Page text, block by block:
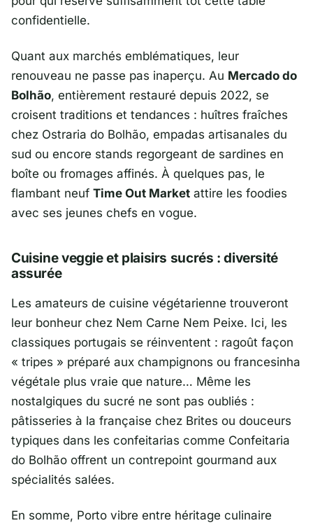
confidentielle.
Quant aux marchés emblématiques, leur
renouveau ne passe pas inaperçu. Au Mercado do
Bolhão, entièrement restauré depuis 2022, se
croisent traditions et tendances : huîtres fraîches
chez Ostraria do Bolhão, empadas artisanales du
sud ou encore stands regorgeant de sardines en
boîte ou fromages affinés. À quelques pas, le
flambant neuf Time Out Market attire les foodies
avec ses jeunes chefs en vogue.
Cuisine veggie et plaisirs sucrés : diversité
assurée
Les amateurs de cuisine végétarienne trouveront
leur bonheur chez Nem Carne Nem Peixe. Ici, les
classiques portugais se réinventent : ragoût façon
« tripes » préparé aux champignons ou francesinha
végétale plus vraie que nature… Même les
nostalgiques du sucré ne sont pas oubliés :
pâtisseries à la française chez Brites ou douceurs
typiques dans les confeitarias comme Confeitaria
do Bolhão offrent un contrepoint gourmand aux
spécialités salées.
En somme, Porto vibre entre héritage culinaire